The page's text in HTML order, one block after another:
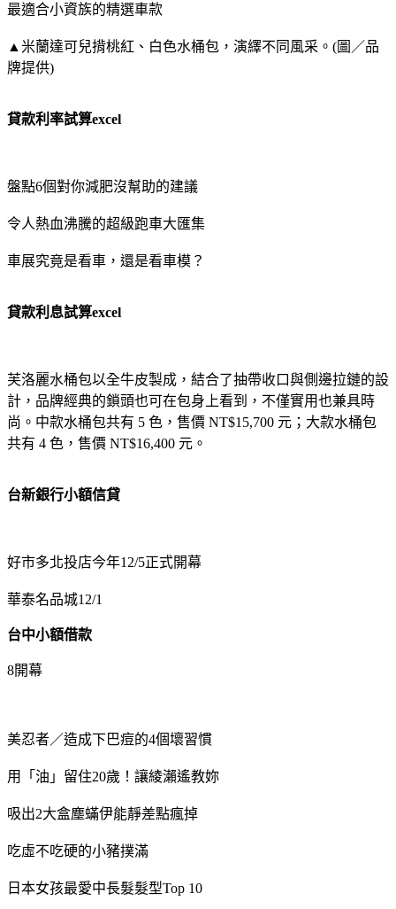
最適合小資族的精選車款
▲米蘭達可兒揹桃紅、白色水桶包，演繹不同風采。(圖／品
牌提供)
貸款利率試算excel
盤點6個對你減肥沒幫助的建議
令人熱血沸騰的超級跑車大匯集
車展究竟是看車，還是看車模？
貸款利息試算excel
芙洛麗水桶包以全牛皮製成，結合了抽帶收口與側邊拉鏈的設
計，品牌經典的鎖頭也可在包身上看到，不僅實用也兼具時
尚。中款水桶包共有 5 色，售價 NT$15,700 元；大款水桶包
共有 4 色，售價 NT$16,400 元。
台新銀行小額信貸
好市多北投店今年12/5正式開幕
華泰名品城12/1
台中小額借款
8開幕
美忍者／造成下巴痘的4個壞習慣
用「油」留住20歲！讓綾瀨遙教妳
吸出2大盒塵蟎伊能靜差點瘋掉
吃虛不吃硬的小豬撲滿
日本女孩最愛中長髮髮型Top 10